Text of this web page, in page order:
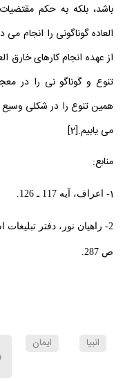
باشد، بلكه به حكم
العاده گوناگونى را انجام
از عهده انجام كارهاى خارق
همين تنوع را در شكلى وسيع
مى يابيم.[2]
منابع:
1- اعراف، آيه 117 ـ 126.
ص 287.
انبيا ايمان